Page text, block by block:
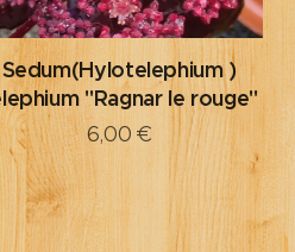
Sedum(Hylotelephium )
"Ragnar le rouge"
6,00 €